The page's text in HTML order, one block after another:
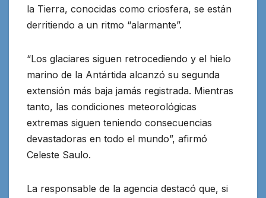
la Tierra, conocidas como criosfera, se están
derritiendo a un ritmo “alarmante”.
“Los glaciares siguen retrocediendo y el hielo
marino de la Antártida alcanzó su segunda
extensión más baja jamás registrada. Mientras
tanto, las condiciones meteorológicas
extremas siguen teniendo consecuencias
devastadoras en todo el mundo”, afirmó
Celeste Saulo.
La responsable de la agencia destacó que, si